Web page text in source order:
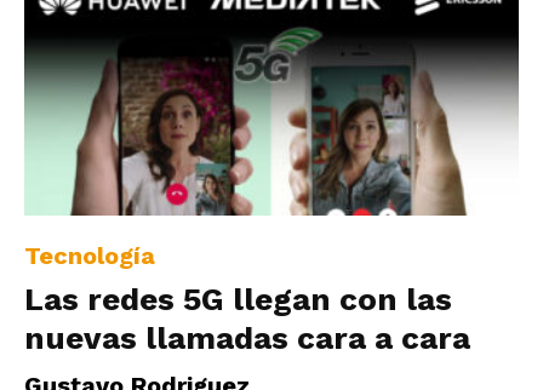
Tecnología
Las redes 5G llegan con las
nuevas llamadas cara a cara